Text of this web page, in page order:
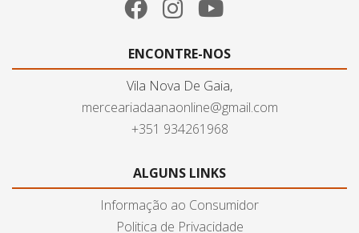
ENCONTRE-NOS
Vila Nova De Gaia,
merceariadaanaonline@gmail.com
+351 934261968
ALGUNS LINKS
Informação ao Consumidor
Politica de Privacidade